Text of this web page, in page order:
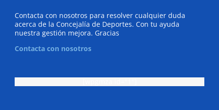
Contacta con nosotros para resolver cualquier duda
acerca de la Concejalía de Deportes. Con tu ayuda
nuestra gestión mejora. Gracias
Contacta con nosotros